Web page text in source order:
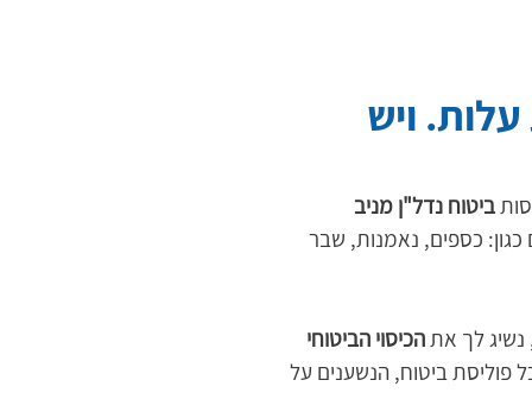
ביטוח נדל"ן מניב
כגון: כספים, נאמנות, שבר
נשיג לך את הכיסוי הביטוחי
פוליסת ביטוח, הנשענים על
עלות. ויש